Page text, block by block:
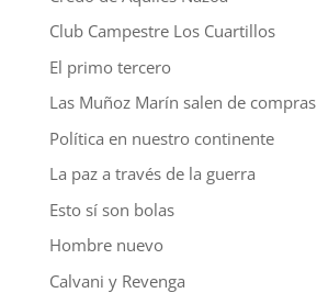
Club Campestre Los Cuartillos
El primo tercero
Las Muñoz Marín salen de compras
Política en nuestro continente
La paz a través de la guerra
Esto sí son bolas
Hombre nuevo
Calvani y Revenga